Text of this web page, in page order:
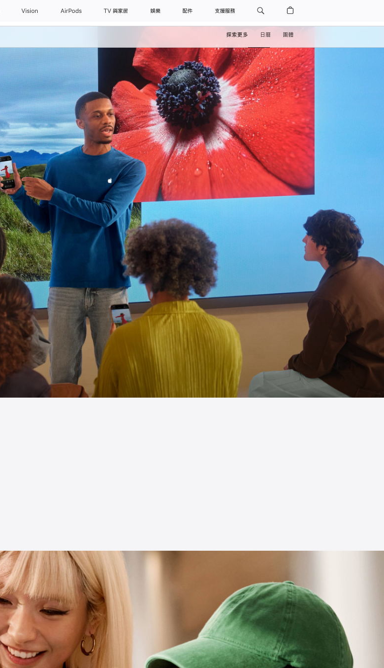
Vision AirPods TV 與家居 娛樂 配件 支援服務
探索更多 日曆 團體
日常課程 親子